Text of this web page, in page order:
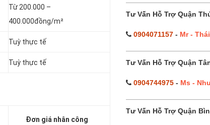
Từ 200.000 –
400.000đồng/m²
Tuỳ thực tế
Tuỳ thực tế
Đơn giá nhân công
Tư Vấn Hỗ Trợ Quận
0904071157- Mr - Thái
Tư Vấn Hỗ Trợ Quận
0904744975- Ms -
Tư Vấn Hỗ Trợ Quận